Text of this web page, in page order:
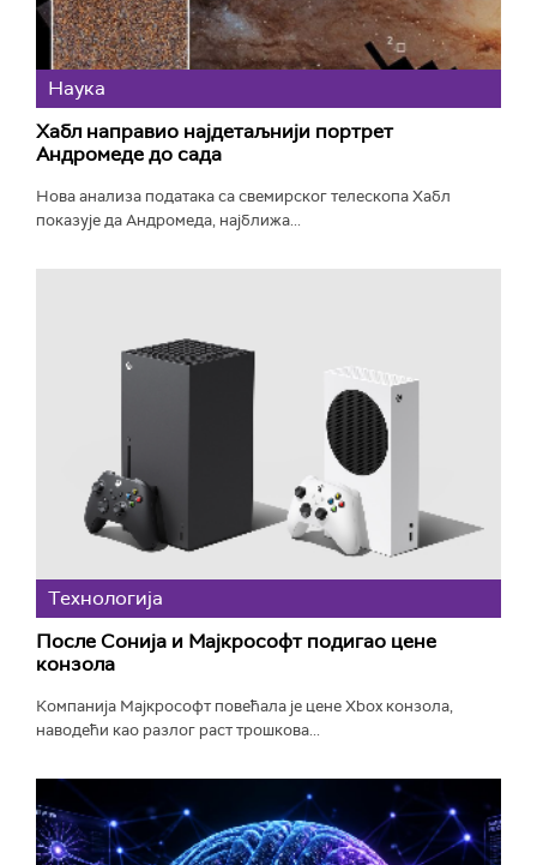
Наука
Хабл направио најдетаљнији портрет
Андромеде до сада
Нова анализа података са свемирског телескопа Хабл
показује да Андромеда, најближа...
Технологијa
После Сонија и Мајкрософт подигао цене
конзола
Компанија Мајкрософт повећала је цене Xbox конзола,
наводећи као разлог раст трошкова...